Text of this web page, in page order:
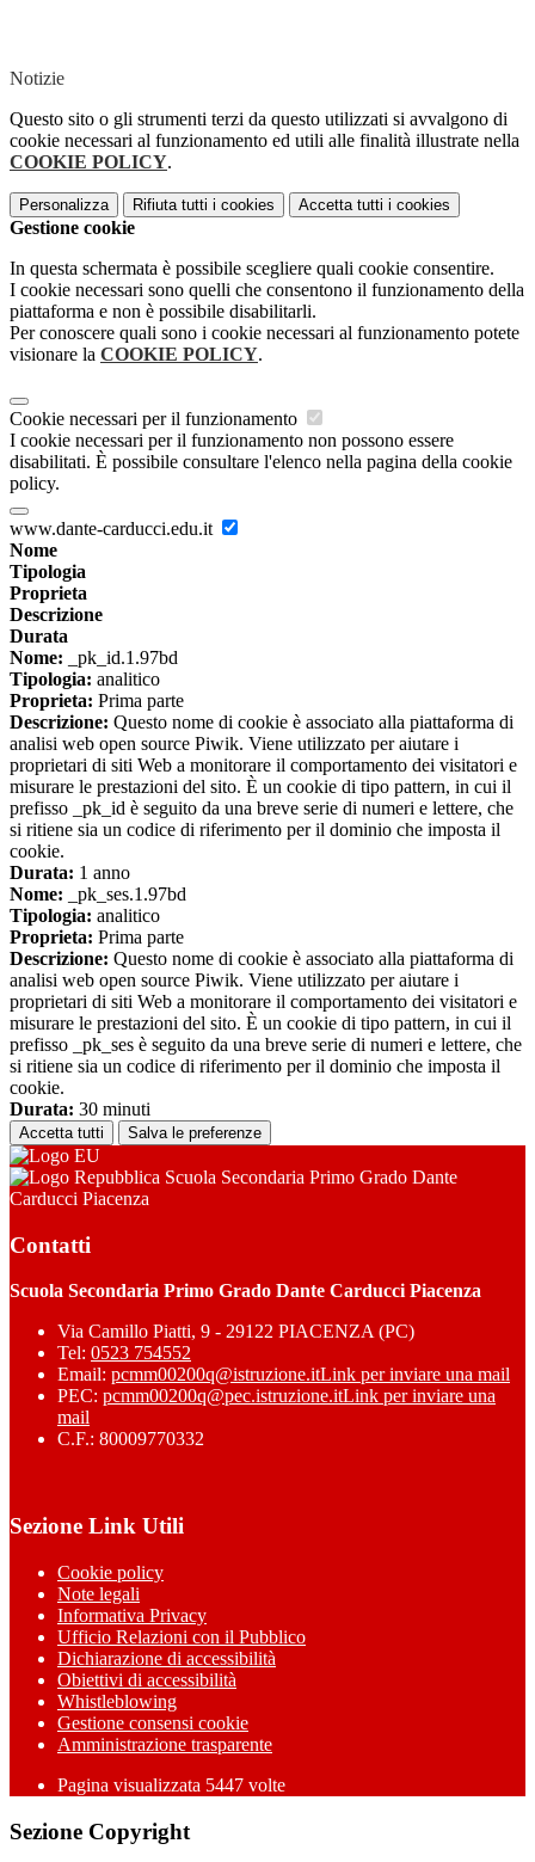
Notizie
Questo sito o gli strumenti terzi da questo utilizzati si avvalgono di
cookie necessari al funzionamento ed utili alle finalità illustrate nella
COOKIE POLICY.
Personalizza Rifiuta tutti i cookies Accetta tutti i cookies
Gestione cookie
In questa schermata è possibile scegliere quali cookie consentire.
I cookie necessari sono quelli che consentono il funzionamento della
piattaforma e non è possibile disabilitarli.
Per conoscere quali sono i cookie necessari al funzionamento potete
visionare la COOKIE POLICY.
Cookie necessari per il funzionamento
I cookie necessari per il funzionamento non possono essere
disabilitati. È possibile consultare l'elenco nella pagina della cookie
policy.
www.dante-carducci.edu.it
Nome
Tipologia
Proprieta
Descrizione
Durata
Nome: _pk_id.1.97bd
Tipologia: analitico
Proprieta: Prima parte
Descrizione: Questo nome di cookie è associato alla piattaforma di
analisi web open source Piwik. Viene utilizzato per aiutare i
proprietari di siti Web a monitorare il comportamento dei visitatori e
misurare le prestazioni del sito. È un cookie di tipo pattern, in cui il
prefisso _pk_id è seguito da una breve serie di numeri e lettere, che
si ritiene sia un codice di riferimento per il dominio che imposta il
cookie.
Durata: 1 anno
Nome: _pk_ses.1.97bd
Tipologia: analitico
Proprieta: Prima parte
Descrizione: Questo nome di cookie è associato alla piattaforma di
analisi web open source Piwik. Viene utilizzato per aiutare i
proprietari di siti Web a monitorare il comportamento dei visitatori e
misurare le prestazioni del sito. È un cookie di tipo pattern, in cui il
prefisso _pk_ses è seguito da una breve serie di numeri e lettere, che
si ritiene sia un codice di riferimento per il dominio che imposta il
cookie.
Durata: 30 minuti
Accetta tutti Salva le preferenze
Scuola Secondaria Primo Grado Dante
Carducci Piacenza
Contatti
Scuola Secondaria Primo Grado Dante Carducci Piacenza
Via Camillo Piatti, 9 - 29122 PIACENZA (PC)
Tel: 0523 754552
Email: pcmm00200q@istruzione.itLink per inviare una mail
PEC: pcmm00200q@pec.istruzione.itLink per inviare una
mail
C.F.: 80009770332
Sezione Link Utili
Cookie policy
Note legali
Informativa Privacy
Ufficio Relazioni con il Pubblico
Dichiarazione di accessibilità
Obiettivi di accessibilità
Whistleblowing
Gestione consensi cookie
Amministrazione trasparente
Pagina visualizzata 5447 volte
Sezione Copyright